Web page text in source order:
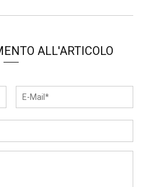
ALL'ARTICOLO